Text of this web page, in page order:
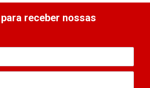
receber nossas